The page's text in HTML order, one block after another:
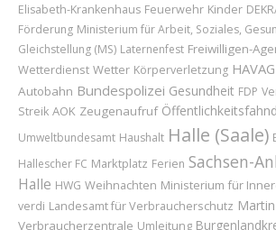
Elisabeth-Krankenhaus Feuerwehr Kinder
Förderung Ministerium für Arbeit, Soziales,
Gleichstellung (MS) Laternenfest Freiwilligen-
Wetterdienst Wetter Körperverletzung HAVAG
Autobahn Bundespolizei Gesundheit FDP
Streik AOK Zeugenaufruf
Umweltbundesamt Haushalt Halle (Saale)
Hallescher FC Marktplatz Ferien Sachsen-
Halle HWG Weihnachten Ministerium für
verdi Landesamt für Verbraucherschutz
Verbraucherzentrale Umleitung